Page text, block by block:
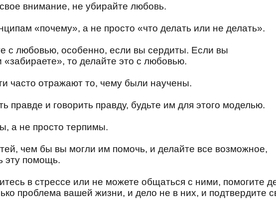
внимание, не убирайте любовь.
«почему», а не просто «что делать или не делать».
с любовью, особенно, если вы сердиты. Если вы
«забираете», то делайте это с любовью.
часто отражают то, чему были научены.
правде и говорить правду, будьте им для этого моделью.
а не просто терпимы.
чем бы вы могли им помочь, и делайте все возможное,
эту помощь.
в стрессе или не можете общаться с ними, помогите
проблема вашей жизни, и дело не в них, и подтвердите